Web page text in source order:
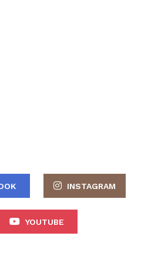
INSTAGRAM
YOUTUBE